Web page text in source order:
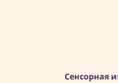
Сенсорная